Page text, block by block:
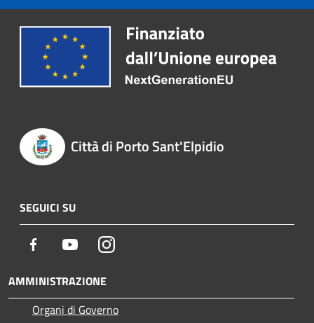
Città di Porto Sant'Elpidio
SEGUICI SU
Facebook YoutubeInstagram
AMMINISTRAZIONE
Organi di Governo